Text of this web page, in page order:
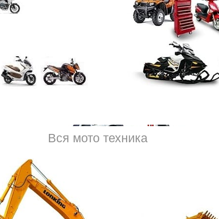
Вся мото техника
расходов. В первую очередь, это траты на парковку,
останавливаться на авторынке по выходным, следить
автомобильного мира, обязательное соблюдение
тел.8 (950) 037-53-
система управления. Отказ какой-либо детали может
ситуациям. Причем сбой бывает как в начале, при
время работы, при движении.